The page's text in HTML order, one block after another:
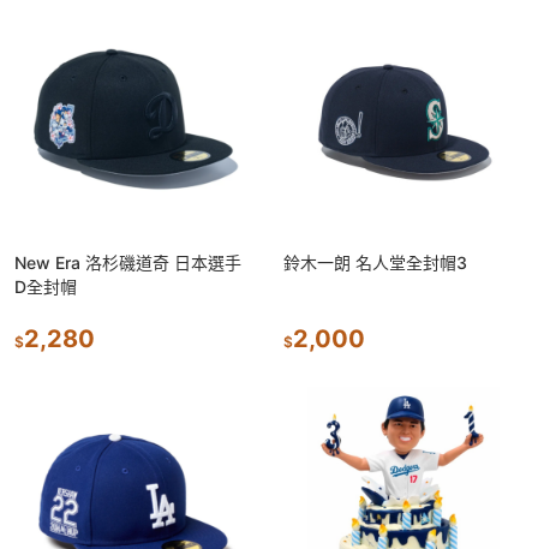
New Era 洛杉磯道奇 日本選手
D全封帽
$2,280
鈴木一朗 名人堂全封帽3
$2,000